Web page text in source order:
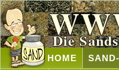
Die
HOME